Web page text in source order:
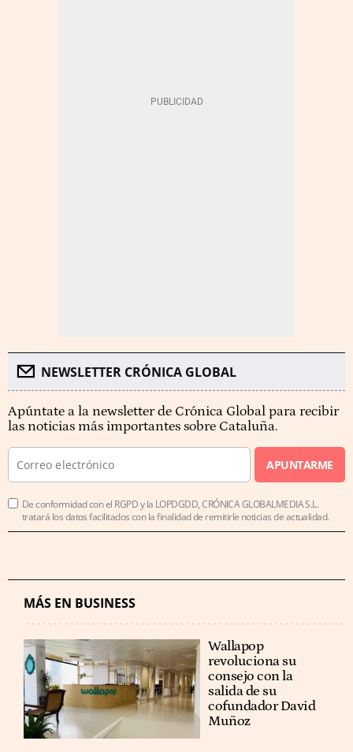
NEWSLETTER CRÓNICA GLOBAL
Apúntate a la newsletter de Crónica Global para recibir
las noticias más importantes sobre Cataluña.
APUNTARME
De conformidad con el RGPD y la LOPDGDD, CRÓNICA GLOBALMEDIA S.L.
tratará los datos facilitados con la finalidad de remitirle noticias de actualidad.
MÁS EN BUSINESS
Wallapop
revoluciona su
consejo con la
salida de su
cofundador David
Muñoz